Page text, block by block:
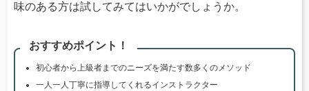
味のある方は試してみてはいかがでしょうか。
おすすめポイント！
初心者から上級者までのニーズを満たす数多くのメソッド
一人一人丁寧に指導してくれるインストラクター